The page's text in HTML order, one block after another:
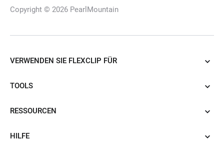
KI-Kleiderwechsler
Produkt-URL zu
Copyright © 2026 PearlMountain
VERWENDEN SIE FLEXCLIP FÜR
TOOLS
RESSOURCEN
HILFE